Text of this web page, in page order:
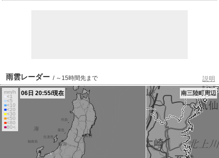
雨雲レーダー / ～15時間先まで 説明
mm/h
■<1
■<5
■<10
■<20
■<30
■<50
■<80
■80<
06日 20:55/現在 南三陸町周辺